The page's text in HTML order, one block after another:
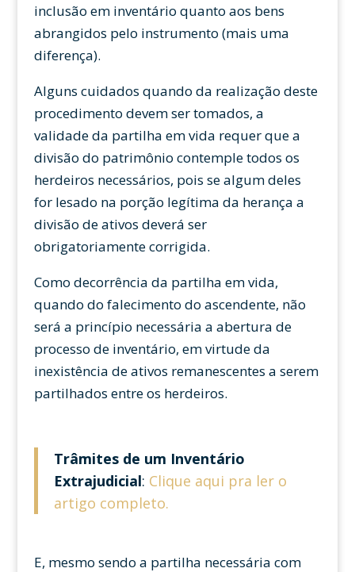
inclusão em inventário quanto aos bens
abrangidos pelo instrumento (mais uma
diferença).
Alguns cuidados quando da realização deste
procedimento devem ser tomados, a
validade da partilha em vida requer que a
divisão do patrimônio contemple todos os
herdeiros necessários, pois se algum deles
for lesado na porção legítima da herança a
divisão de ativos deverá ser
obrigatoriamente corrigida.
Como decorrência da partilha em vida,
quando do falecimento do ascendente, não
será a princípio necessária a abertura de
processo de inventário, em virtude da
inexistência de ativos remanescentes a serem
partilhados entre os herdeiros.
Trâmites de um Inventário
Extrajudicial: Clique aqui pra ler o
artigo completo.
E, mesmo sendo a partilha necessária com